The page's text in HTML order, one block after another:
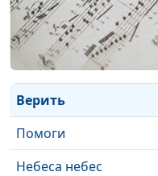
Любви моей Звезда
Не убоюсь
Верить
Помоги
Небеса небес